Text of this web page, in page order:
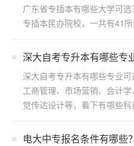
广东省专插本有哪些大学可
专插本民办院校，一共有41
深大自考专升本有哪些专
深大自考专升本有哪些专业可
工商管理、市场营销、会计
觉传达设计等，看下有哪些科
电大中专报名条件有哪些